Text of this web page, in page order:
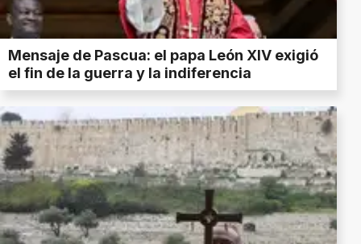
Mensaje de Pascua: el papa León XIV exigió
el fin de la guerra y la indiferencia